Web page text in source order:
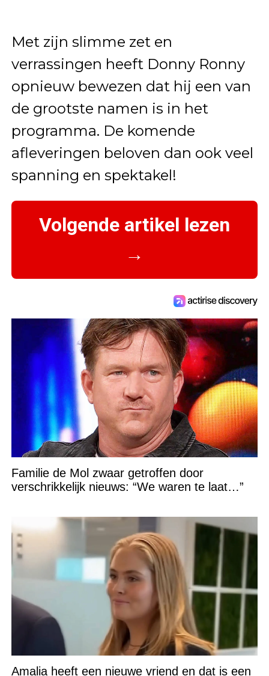
Met zijn slimme zet en
verrassingen heeft Donny Ronny
opnieuw bewezen dat hij een van
de grootste namen is in het
programma. De komende
afleveringen beloven dan ook veel
spanning en spektakel!
Volgende artikel lezen
→
Familie de Mol zwaar getroffen door
verschrikkelijk nieuws: “We waren te laat…”
Amalia heeft een nieuwe vriend en dat is een